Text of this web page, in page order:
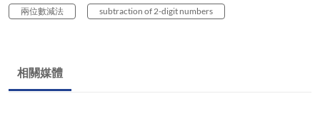
兩位數減法 subtraction of 2-digit numbers
相關媒體